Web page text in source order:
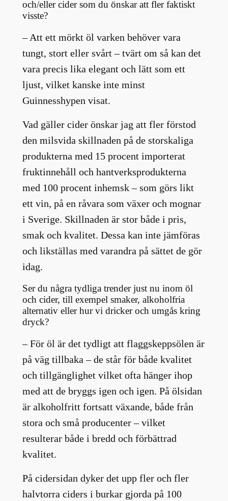
och/eller cider som du önskar att fler faktiskt
visste?
– Att ett mörkt öl varken behöver vara
tungt, stort eller svårt – tvärt om så kan det
vara precis lika elegant och lätt som ett
ljust, vilket kanske inte minst
Guinnesshypen visat.
Vad gäller cider önskar jag att fler förstod
den milsvida skillnaden på de storskaliga
produkterna med 15 procent importerat
fruktinnehåll och hantverksprodukterna
med 100 procent inhemsk – som görs likt
ett vin, på en råvara som växer och mognar
i Sverige. Skillnaden är stor både i pris,
smak och kvalitet. Dessa kan inte jämföras
och likställas med varandra på sättet de gör
idag.
Ser du några tydliga trender just nu inom öl
och cider, till exempel smaker, alkoholfria
alternativ eller hur vi dricker och umgås kring
dryck?
– För öl är det tydligt att flaggskeppsölen är
på väg tillbaka – de står för både kvalitet
och tillgänglighet vilket ofta hänger ihop
med att de bryggs igen och igen. På ölsidan
är alkoholfritt fortsatt växande, både från
stora och små producenter – vilket
resulterar både i bredd och förbättrad
kvalitet.
På cidersidan dyker det upp fler och fler
halvtorra ciders i burkar gjorda på 100